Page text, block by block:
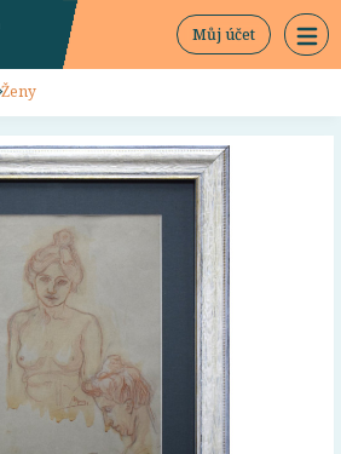
Můj účet
Ženy